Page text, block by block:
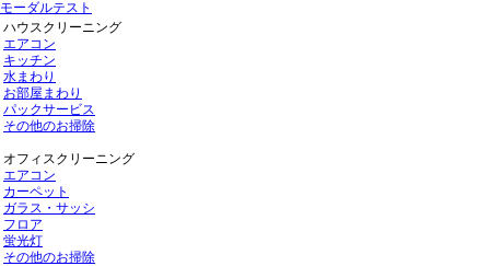
モーダルテスト
ハウスクリーニング
エアコン
キッチン
水まわり
お部屋まわり
パックサービス
その他のお掃除
オフィスクリーニング
エアコン
カーペット
ガラス・サッシ
フロア
蛍光灯
その他のお掃除